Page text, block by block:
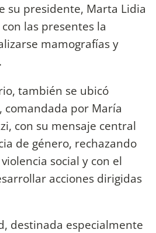
su presidente, Marta Lidia
las presentes la
mamografías y
también se ubicó
comandada por María
con su mensaje central
de género, rechazando
social y con el
acciones dirigidas
destinada especialmente